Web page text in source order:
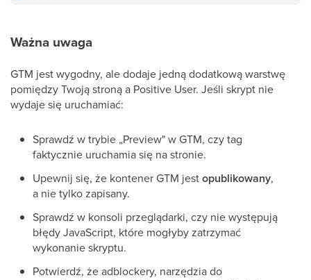
Ważna uwaga
GTM jest wygodny, ale dodaje jedną dodatkową warstwę
pomiędzy Twoją stroną a Positive User. Jeśli skrypt nie
wydaje się uruchamiać:
Sprawdź w trybie „Preview" w GTM, czy tag
faktycznie uruchamia się na stronie.
Upewnij się, że kontener GTM jestopublikowany,
a nie tylko zapisany.
Sprawdź w konsoli przeglądarki, czy nie występują
błędy JavaScript, które mogłyby zatrzymać
wykonanie skryptu.
Potwierdź, że adblockery, narzędzia do